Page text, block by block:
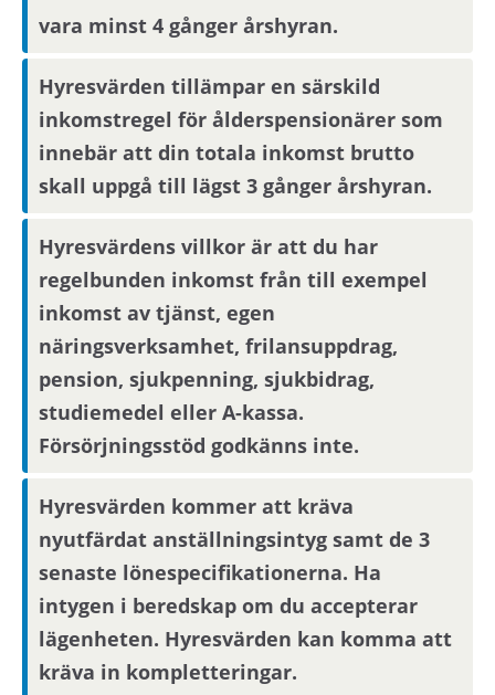
Visningsinformation
Bostaden kommer inte att visas. Det betyder att
du behöver ta ställning till om du vill flytta in i
bostaden endast utifrån informationen i
annonsen. För bostadssökanden med längst
kötid efter avslutad annonseringsperiod blir
intresseanmälan bindande, övriga
bostadssökande kan avanmäla sitt intresse.
Om du har längst kötid efter avslutad
annonseringsperiod kommer din
intresseanmälan att bli bindande.
Boendereferenser
Om du blir aktuell för bostaden behöver du
kontakta din nuvarande hyresvärd och
godkänna att denne lämnar ut
boendereferenser om dig till den nya
hyresvärden.
vara minst 4 gånger årshyran.
Hyresvärden tillämpar en särskild
inkomstregel för ålderspensionärer som
innebär att din totala inkomst brutto
skall uppgå till lägst 3 gånger årshyran.
Hyresvärdens villkor är att du har
regelbunden inkomst från till exempel
inkomst av tjänst, egen
näringsverksamhet, frilansuppdrag,
pension, sjukpenning, sjukbidrag,
studiemedel eller A-kassa.
Försörjningsstöd godkänns inte.
Hyresvärden kommer att kräva
nyutfärdat anställningsintyg samt de 3
senaste lönespecifikationerna. Ha
intygen i beredskap om du accepterar
lägenheten. Hyresvärden kan komma att
kräva in kompletteringar.